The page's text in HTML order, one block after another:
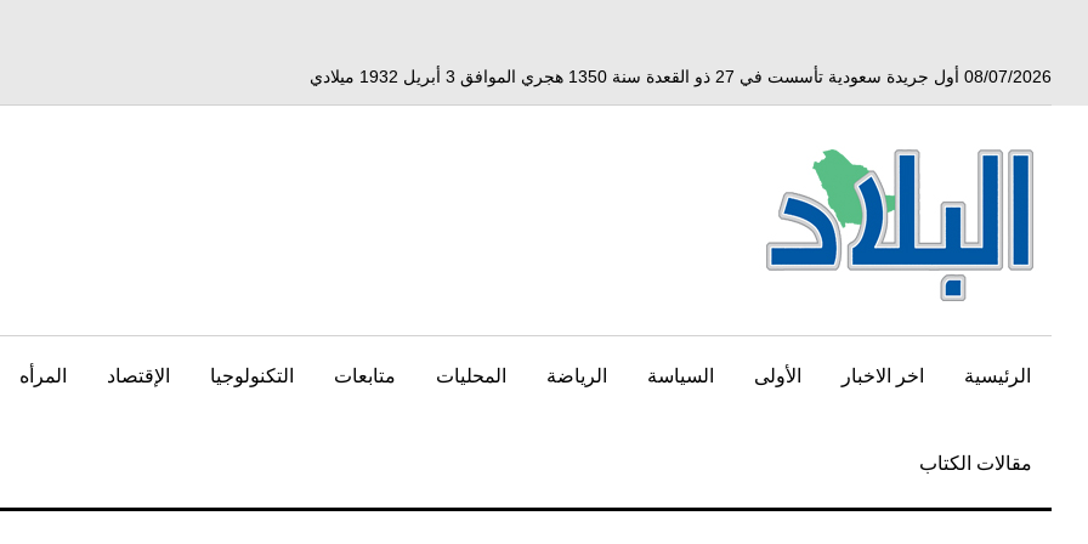
08/07/2026 أول جريدة سعودية تأسست في 27 ذو القعدة سنة 1350 هجري الموافق 3 أبريل 1932 ميلادي
الرئيسية اخر الاخبار الأولى السياسة الرياضة المحليات متابعات التكنولوجيا الإقتصاد المرأه
مقالات الكتاب